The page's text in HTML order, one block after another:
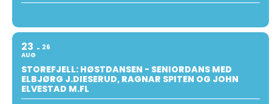
23
AUG
26
STOREFJELL: HØSTDANSEN - SENIORDANS MED
ELBJØRG J.DIESERUD, RAGNAR SPITEN OG JOHN
ELVESTAD M.FL